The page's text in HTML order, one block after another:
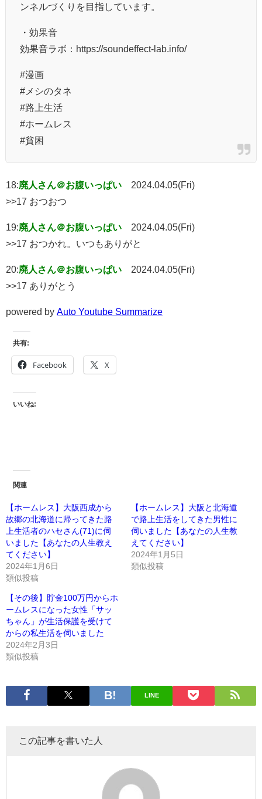
ンネルづくりを目指しています。
・効果音
効果音ラボ：https://soundeffect-lab.info/
#漫画
#メシのタネ
#路上生活
#ホームレス
#貧困
18:廃人さん＠お腹いっぱい
2024.04.05(Fri)
>>17 おつおつ
19:廃人さん＠お腹いっぱい
2024.04.05(Fri)
>>17 おつかれ。いつもありがと
20:廃人さん＠お腹いっぱい
2024.04.05(Fri)
>>17 ありがとう
powered by Auto Youtube Summarize
共有:
Facebook X
いいね:
関連
【ホームレス】大阪西成から
故郷の北海道に帰ってきた路
上生活者のハセさん(71)に伺
いました【あなたの人生教え
てください】
2024年1月6日
類似投稿
【ホームレス】大阪と北海道
で路上生活をしてきた男性に
伺いました【あなたの人生教
えてください】
2024年1月5日
類似投稿
【その後】貯金100万円からホ
ームレスになった女性「サッ
ちゃん」が生活保護を受けて
からの私生活を伺いました
2024年2月3日
類似投稿
LINE
この記事を書いた人